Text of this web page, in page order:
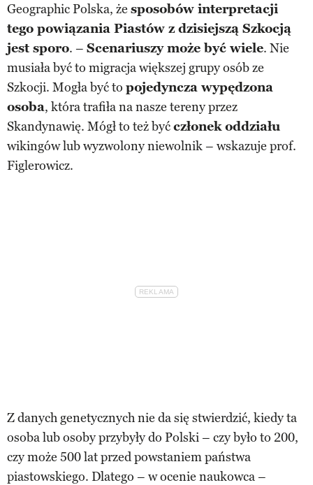
Geographic Polska, że sposobów interpretacji
tego powiązania Piastów z dzisiejszą Szkocją
jest sporo. – Scenariuszy może być wiele. Nie
musiała być to migracja większej grupy osób ze
Szkocji. Mogła być to pojedyncza wypędzona
osoba, która trafiła na nasze tereny przez
Skandynawię. Mógł to też byćczłonek oddziału
wikingów lub wyzwolony niewolnik – wskazuje prof.
Figlerowicz.
Z danych genetycznych nie da się stwierdzić, kiedy ta
osoba lub osoby przybyły do Polski – czy było to 200,
czy może 500 lat przed powstaniem państwa
piastowskiego. Dlatego – w ocenie naukowca –